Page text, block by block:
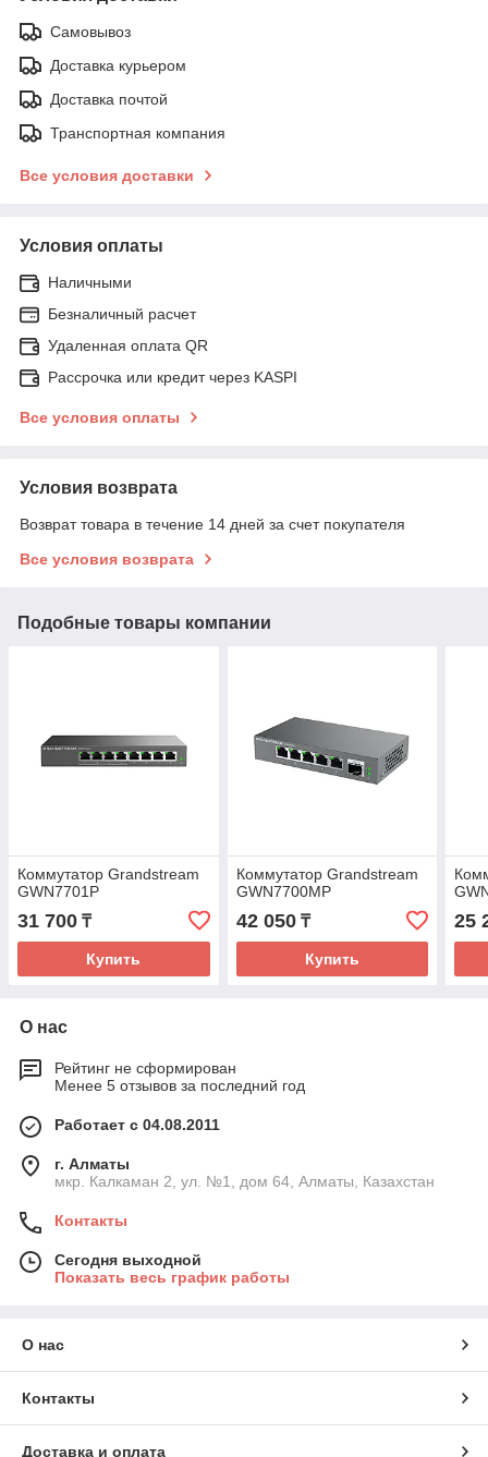
Самовывоз
Доставка курьером
Доставка почтой
Транспортная компания
Все условия доставки
Условия оплаты
Наличными
Безналичный расчет
Удаленная оплата QR
Рассрочка или кредит через KASPI
Все условия оплаты
Условия возврата
Возврат товара в течение 14 дней за счет покупателя
Все условия возврата
Подобные товары компании
Коммутатор Grandstream
GWN7701P
31 700 ₸
Купить
Коммутатор Grandstream
GWN7700MP
42 050₸
Купить
25
О нас
Рейтинг не сформирован
Менее 5 отзывов за последний год
Работает с 04.08.2011
г. Алматы
мкр. Калкаман 2, ул. №1, дом 64, Алматы, Казахстан
Контакты
Сегодня выходной
Показать весь график работы
О нас
Контакты
Доставка и оплата